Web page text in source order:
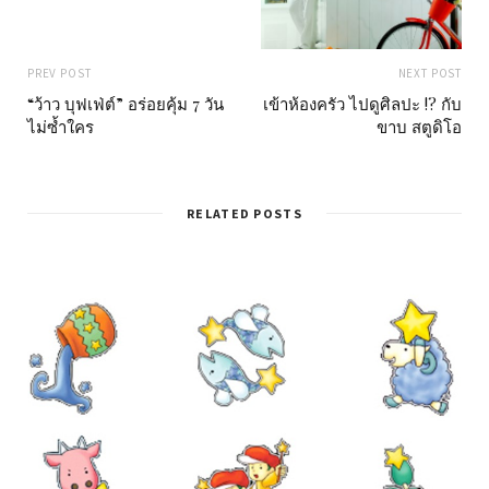
PREV POST
“ว้าว บุฟเฟ่ต์” อร่อยคุ้ม 7 วัน
ไม่ซ้ำใคร
NEXT POST
เข้าห้องครัว ไปดูศิลปะ !? กับ
ขาบ สตูดิโอ
RELATED POSTS